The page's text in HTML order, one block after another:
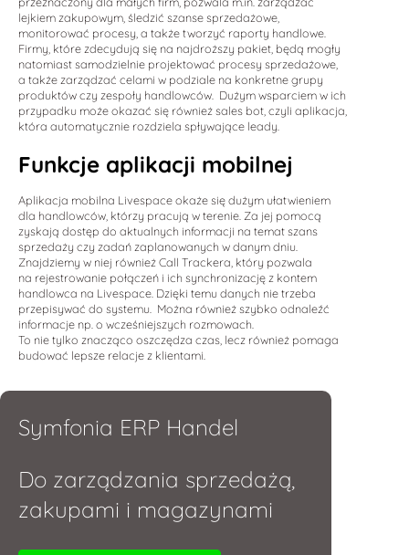
lejkiem zakupowym, śledzić szanse sprzedażowe,
monitorować procesy, a także tworzyć raporty handlowe.
Firmy, które zdecydują się na najdroższy pakiet, będą mogły
natomiast samodzielnie projektować procesy sprzedażowe,
a także zarządzać celami w podziale na konkretne grupy
produktów czy zespoły handlowców. Dużym wsparciem w ich
przypadku może okazać się również sales bot, czyli aplikacja,
która automatycznie rozdziela spływające leady.
Funkcje aplikacji mobilnej
Aplikacja mobilna Livespace okaże się dużym ułatwieniem
dla handlowców, którzy pracują w terenie. Za jej pomocą
zyskają dostęp do aktualnych informacji na temat szans
sprzedaży czy zadań zaplanowanych w danym dniu.
Znajdziemy w niej również Call Trackera, który pozwala
na rejestrowanie połączeń i ich synchronizację z kontem
handlowca na Livespace. Dzięki temu danych nie trzeba
przepisywać do systemu. Można również szybko odnaleźć
informacje np. o wcześniejszych rozmowach.
To nie tylko znacząco oszczędza czas, lecz również pomaga
budować lepsze relacje z klientami.
Symfonia ERP Handel
Do zarządzania sprzedażą,
zakupami i magazynami